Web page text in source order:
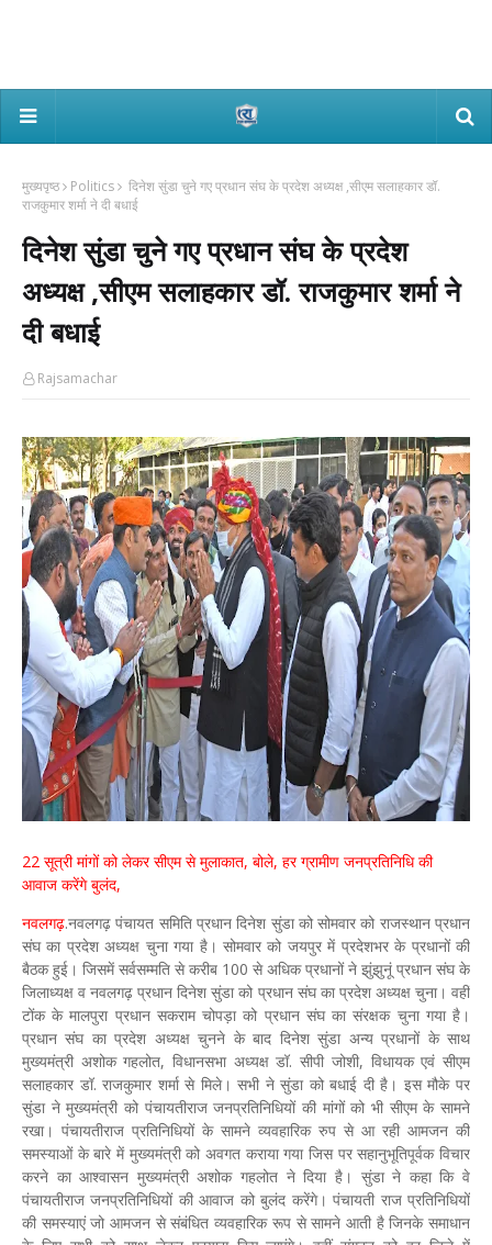
मुख्यपृष्ठ Politics
दिनेश सुंडा चुने गए प्रधान संघ के प्रदेश अध्यक्ष ,सीएम सलाहकार डॉ.
राजकुमार शर्मा ने दी बधाई
दिनेश सुंडा चुने गए प्रधान संघ के प्रदेश
अध्यक्ष ,सीएम सलाहकार डॉ. राजकुमार शर्मा ने
दी बधाई
Rajsamachar
22 सूत्री मांगों को लेकर सीएम से मुलाकात, बोले, हर ग्रामीण जनप्रतिनिधि की
आवाज करेंगे बुलंद,
नवलगढ़.नवलगढ़ पंचायत समिति प्रधान दिनेश सुंडा को सोमवार को राजस्थान प्रधान
संघ का प्रदेश अध्यक्ष चुना गया है। सोमवार को जयपुर में प्रदेशभर के प्रधानों की
बैठक हुई। जिसमें सर्वसम्मति से करीब 100 से अधिक प्रधानों ने झुंझुनूं प्रधान संघ के
जिलाध्यक्ष व नवलगढ़ प्रधान दिनेश सुंडा को प्रधान संघ का प्रदेश अध्यक्ष चुना। वहीं
टोंक के मालपुरा प्रधान सकराम चोपड़ा को प्रधान संघ का संरक्षक चुना गया है।
प्रधान संघ का प्रदेश अध्यक्ष चुनने के बाद दिनेश सुंडा अन्य प्रधानों के साथ
मुख्यमंत्री अशोक गहलोत, विधानसभा अध्यक्ष डॉ. सीपी जोशी, विधायक एवं सीएम
सलाहकार डॉ. राजकुमार शर्मा से मिले। सभी ने सुंडा को बधाई दी है। इस मौके पर
सुंडा ने मुख्यमंत्री को पंचायतीराज जनप्रतिनिधियों की मांगों को भी सीएम के सामने
रखा। पंचायतीराज प्रतिनिधियों के सामने व्यवहारिक रुप से आ रही आमजन की
समस्याओं के बारे में मुख्यमंत्री को अवगत कराया गया जिस पर सहानुभूतिपूर्वक विचार
करने का आश्वासन मुख्यमंत्री अशोक गहलोत ने दिया है। सुंडा ने कहा कि वे
पंचायतीराज जनप्रतिनिधियों की आवाज को बुलंद करेंगे। पंचायती राज प्रतिनिधियों
की समस्याएं जो आमजन से संबंधित व्यवहारिक रूप से सामने आती है जिनके समाधान